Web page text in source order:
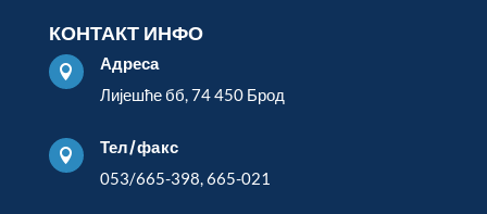
КОНТАКТ ИНФО

Адреса
Лијешће бб, 74 450 Брод

Тел/факс
053/665-398, 665-021